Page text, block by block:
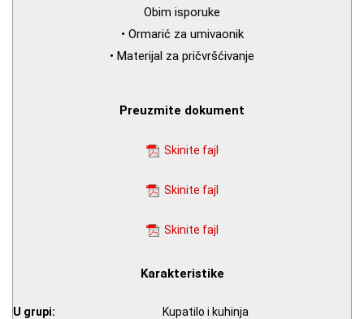
Obim isporuke
• Ormarić za umivaonik
• Materijal za pričvršćivanje
Preuzmite dokument
Skinite fajl
Skinite fajl
Skinite fajl
Karakteristike
U grupi: Kupatilo i kuhinja